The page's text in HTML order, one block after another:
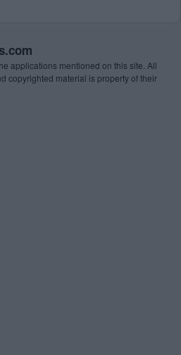
applications mentioned on this site. All
copyrighted material is property of their